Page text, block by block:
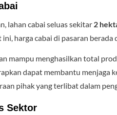
lahan cabai seluas sekitar 2
ini, harga cabai di pasaran berada
mampu menghasilkan total
dapat membantu menjaga
pihak yang terlibat dalam
Sektor